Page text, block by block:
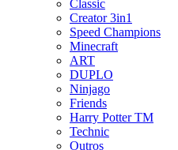
Classic
Creator 3in1
Speed Champions
Minecraft
ART
DUPLO
Ninjago
Friends
Harry Potter TM
Technic
Outros